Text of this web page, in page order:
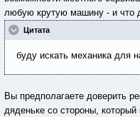
любую крутую машину - и что
Цитата
буду искать механика для
Вы предполагаете доверить
дяденьке со стороны, который